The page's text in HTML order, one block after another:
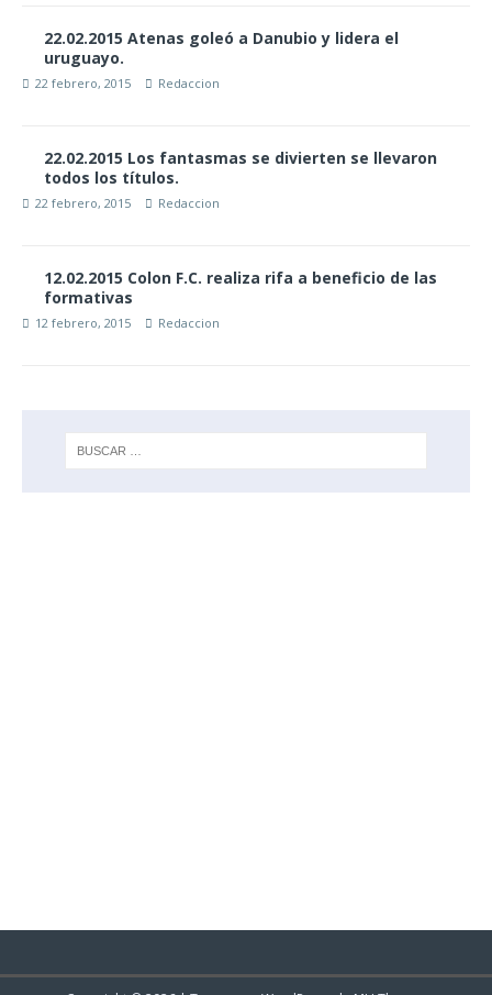
22.02.2015 Atenas goleó a Danubio y lidera el
uruguayo.
22 febrero, 2015 Redaccion
22.02.2015 Los fantasmas se divierten se llevaron
todos los títulos.
22 febrero, 2015 Redaccion
12.02.2015 Colon F.C. realiza rifa a beneficio de las
formativas
12 febrero, 2015 Redaccion